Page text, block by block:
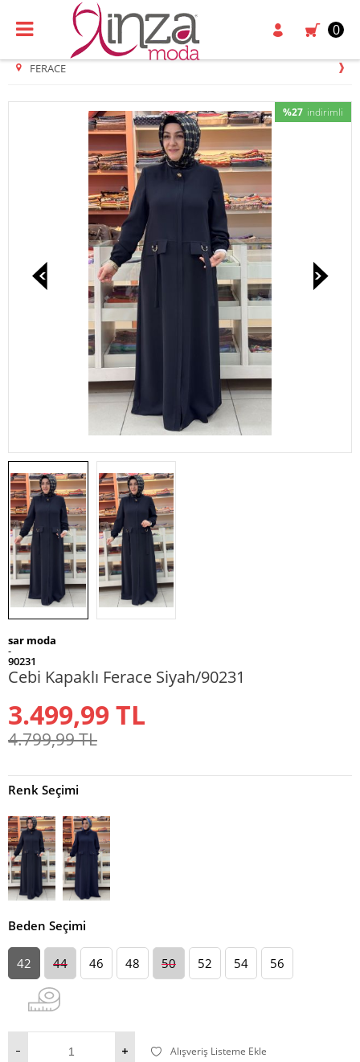
0
FERACE
%27 indirimli
sar moda
-
90231
Cebi Kapaklı Ferace Siyah/90231
3.499,99TL
4.799,99TL
Renk Seçimi
Beden Seçimi
42 44 46 48 50 52 54 56
Alışveriş Listeme Ekle